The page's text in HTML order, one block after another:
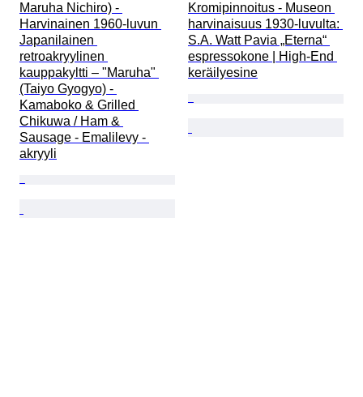
Maruha Nichiro) -
Harvinainen 1960-luvun
Japanilainen
retroakryylinen
kauppakyltti – "Maruha"
(Taiyo Gyogyo) -
Kamaboko & Grilled
Chikuwa / Ham &
Sausage - Emalilevy -
akryyli
Kromipinnoitus - Museon
harvinaisuus 1930-luvulta:
S.A. Watt Pavia „Eterna“
espressokone | High-End
keräilyesine